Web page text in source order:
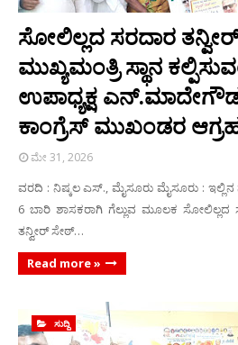
ಸೋಲಿಲ್ಲದ ಸರದಾರ
ಮುಖ್ಯಮಂತ್ರಿ ಸ್ಥಾನ
ಉಪಾಧ್ಯಕ್ಷ ಎನ್.ಮಾದೇಗೌಡ
ಕಾಂಗ್ರೆಸ್ ಮುಖಂಡರ
ಮೇ 31, 2026
ವರದಿ : ನಿಷ್ಕಲ ಎಸ್., ಮೈಸೂರು ಮೈಸೂರು : ಇಲ್ಲಿನ
6 ಬಾರಿ ಶಾಸಕರಾಗಿ ಗೆಲ್ಲುವ ಮೂಲಕ ಸೋಲಿಲ್ಲದ
ತನ್ವೀರ್ ಸೇಠ್…
Read more »
ಸುದ್ದಿ